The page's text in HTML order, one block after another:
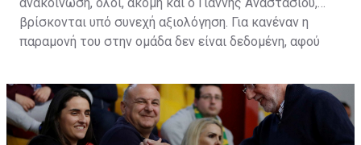
ανακοίνωση, όλοι, ακόμη και ο Γιάννης Αναστασίου,
βρίσκονται υπό συνεχή αξιολόγηση. Για κανέναν η
παραμονή του στην ομάδα δεν είναι δεδομένη, αφού